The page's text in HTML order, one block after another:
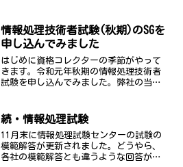
情報処理技術者試験(秋期)のSGを
申し込んでみました
はじめに資格コレクターの季節がやって
きます。令和元年秋期の情報処理技術者
試験を申し込んでみました。弊社の当部
とで。試験の選択この中の試験で合格し
ていないのは、 情報セキ...
続・情報処理試験
11月末に情報処理試験センターの試験の
模範解答が更新されました。どうやら、
各社の模範解答とも違うような回答があ